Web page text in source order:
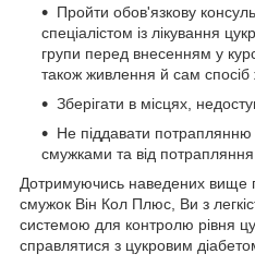
Пройти обов'язкову
спеціалістом із лікування
групи перед внесенням у
також живлення й сам спосіб
Зберігати в місцях,
Не піддавати потраплянню
смужками та від
Дотримуючись наведених вище
смужок Він Кол Плюс, Ви з
системою для контролю рівня
справлятися з цукровим